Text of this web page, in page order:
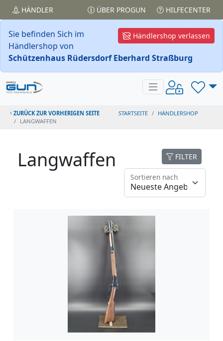
HÄNDLER ÜBER PROGUN HILFECENTER
Händlershop verlassen
Sie befinden Sich im
Händlershop von
Schützenhaus Rüdersdorf Eberhard Straßburg
ZURÜCK ZUR VORHERIGEN SEITE STARTSEITE
HÄNDLERSHOP
LANGWAFFEN
Langwaffen FILTER
Sortieren nach